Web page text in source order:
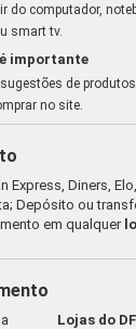
do computador,
smart tv.
importante
de
no site.
Express, Diners,
Depósito ou
em qualquer
Lojas do